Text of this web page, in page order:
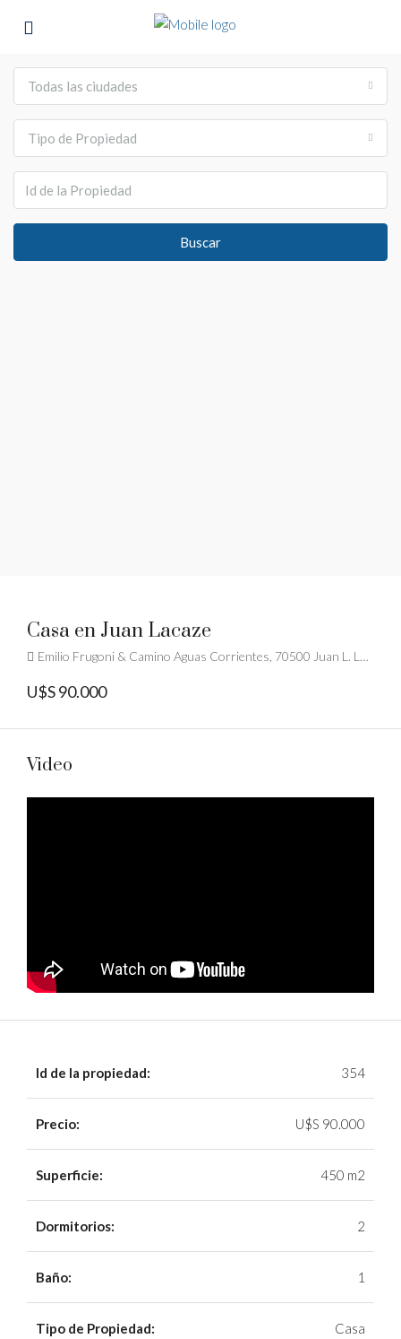
Todas las ciudades
Tipo de Propiedad
Buscar
Casa en Juan Lacaze
Emilio Frugoni & Camino Aguas Corrientes, 70500 Juan L. Lacaze, Departamento de Colonia, Uruguay
U$S 90.000
Video
Id de la propiedad: 354
Precio: U$S 90.000
Superficie: 450 m2
Dormitorios: 2
Baño: 1
Tipo de Propiedad: Casa